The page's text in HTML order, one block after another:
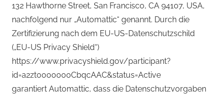
132 Hawthorne Street, San Francisco, CA 94107, USA,
nachfolgend nur „Automattic“ genannt. Durch die
Zertifizierung nach dem EU-US-Datenschutzschild
(„EU-US Privacy Shield“)
https://www.privacyshield.gov/participant?
id=a2zt0000000CbqcAAC&status=Active
garantiert Automattic, dass die Datenschutzvorgaben